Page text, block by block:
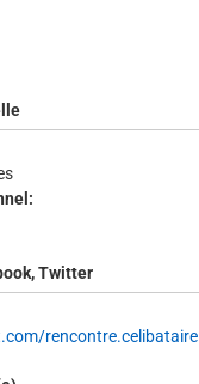
Twitter
rencontre.celibataire